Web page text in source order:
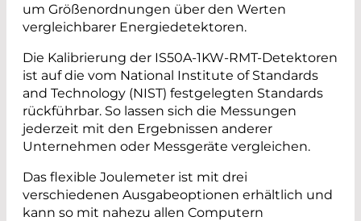
um Größenordnungen über den Werten
vergleichbarer Energiedetektoren.
Die Kalibrierung der IS50A-1KW-RMT-Detektoren
ist auf die vom National Institute of Standards
and Technology (NIST) festgelegten Standards
rückführbar. So lassen sich die Messungen
jederzeit mit den Ergebnissen anderer
Unternehmen oder Messgeräte vergleichen.
Das flexible Joulemeter ist mit drei
verschiedenen Ausgabeoptionen erhältlich und
kann so mit nahezu allen Computern